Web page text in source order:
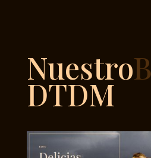
Nuestro
DTDM